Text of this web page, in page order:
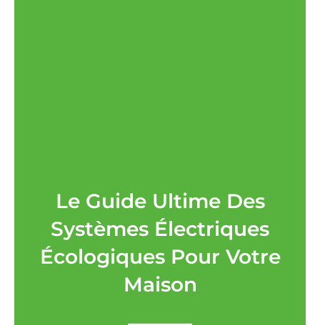
Le Guide Ultime Des
Systèmes Électriques
Écologiques Pour Votre
Maison